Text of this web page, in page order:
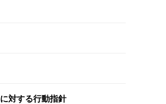
に対する行動指針